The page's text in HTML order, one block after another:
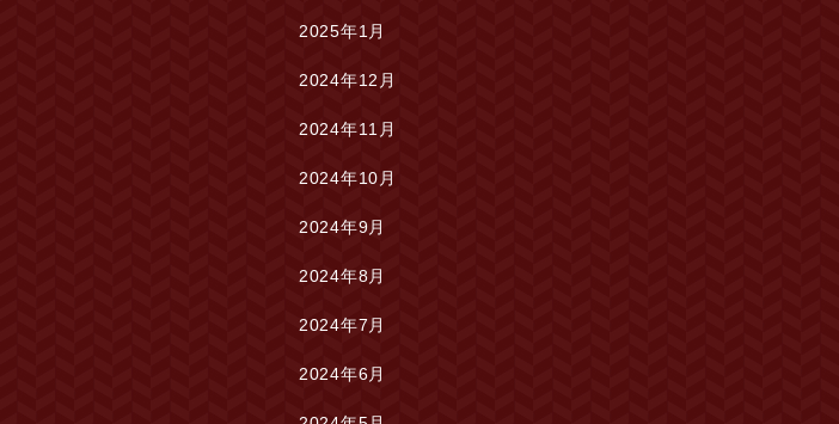
2025年1月
2024年12月
2024年11月
2024年10月
2024年9月
2024年8月
2024年7月
2024年6月